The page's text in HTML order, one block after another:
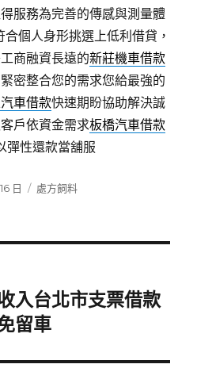
服務為完善的傳感與測量體
合個人身形挑選上低利借貸，
商融資長遠的新莊機車借款
密整合您的需求您給最強的
車借款快速期盼協助解決誠
戶依資金需求板橋汽車借款
彈性還款當舖服
日
分
處方飼料
入台北市支票借款
留車